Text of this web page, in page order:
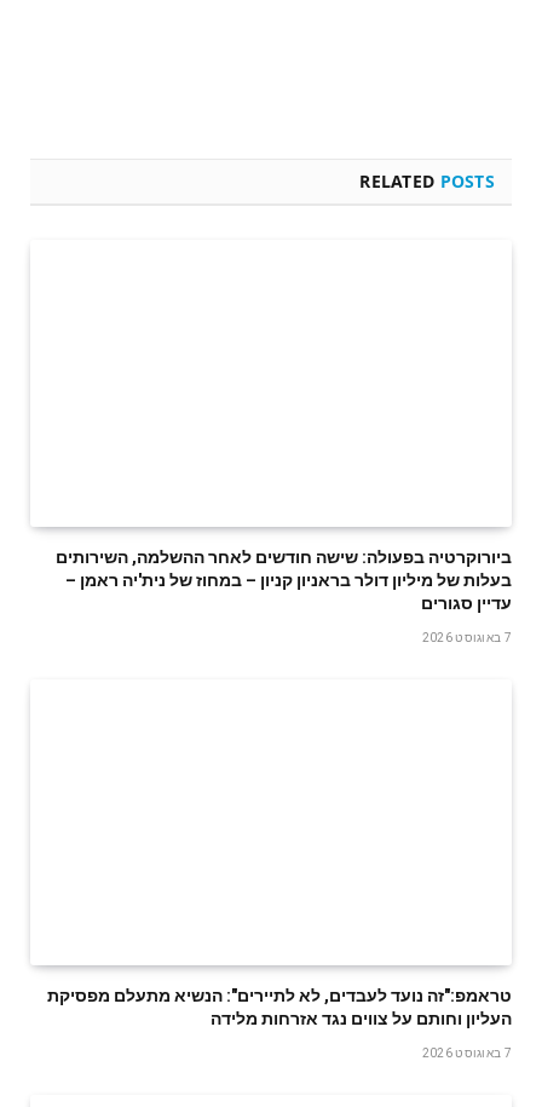
RELATED POSTS
ביורוקרטיה בפעולה: שישה חודשים לאחר ההשלמה, השירותים
בעלות של מיליון דולר בראניון קניון – במחוז של נית'יה ראמן –
עדיין סגורים
7 באוגוסט 2026
טראמפ:"זה נועד לעבדים, לא לתיירים": הנשיא מתעלם מפסיקת
העליון וחותם על צווים נגד אזרחות מלידה
7 באוגוסט 2026